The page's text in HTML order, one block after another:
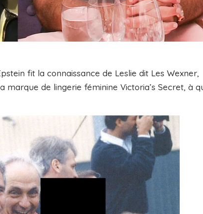
fit la connaissance de Leslie dit Les Wexner,
de lingerie féminine Victoria’s Secret, à